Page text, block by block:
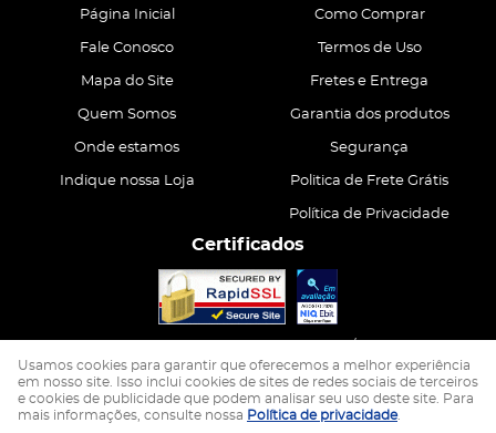
Página Inicial
Fale Conosco
Mapa do Site
Quem Somos
Onde estamos
Indique nossa Loja
Como Comprar
Termos de Uso
Fretes e Entrega
Garantia dos produtos
Segurança
Politica de Frete Grátis
Política de Privacidade
Certificados
LOJA VIRTUAL CRIADA POR
Usamos cookies para garantir que oferecemos a melhor experiência
em nosso site. Isso inclui cookies de sites de redes sociais de terceiros
e cookies de publicidade que podem analisar seu uso deste site. Para
mais informações, consulte nossa Política de privacidade.